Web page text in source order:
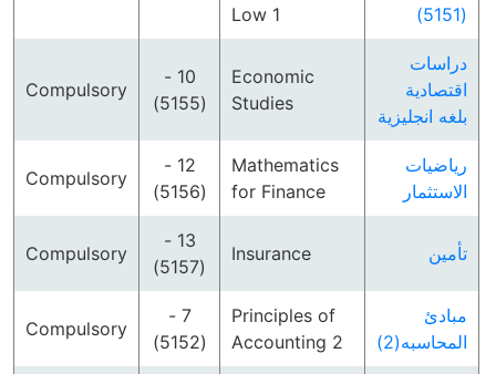
(5151)
Low 1
دراسات
اقتصادية
بلغه انجليزية
Economic
Studies
10 -
(5155)
Compulsory
رياضيات
الاستثمار
Mathematics
for Finance
12 -
(5156)
Compulsory
تأمين Insurance
13 -
(5157)
Compulsory
مبادئ
المحاسبه(2)
Principles of
Accounting 2
7 -
(5152)
Compulsory